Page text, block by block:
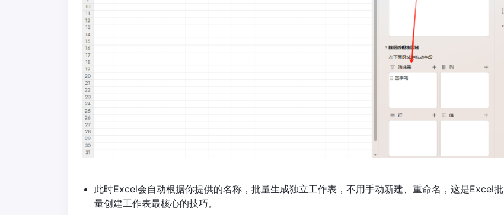
此时Excel会自动根据你提供的名称，批量生成独立工作表，不用手动新建、重命名，这是Excel批
量创建工作表最核心的技巧。